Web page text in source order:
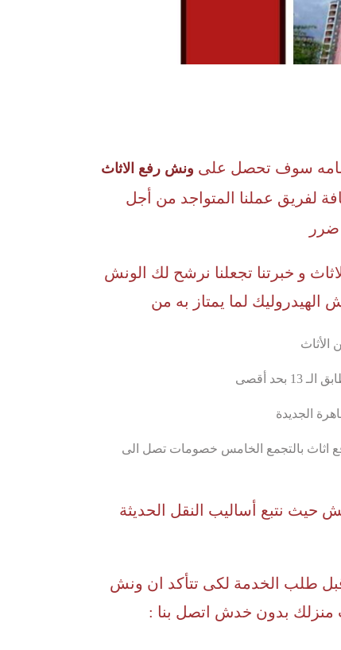
سوف تحصل على ونش رفع الاثاث
لفريق عملنا المتواجد من أجل
ضرر
و خبرتنا تجعلنا نرشح لك الونش
الهيدروليك لما يمتاز به من
الأثاث
بحد أقصى
الجديدة
اثاث بالتجمع الخامس خصومات تصل الى
حيث نتبع أساليب النقل الحديثة
قبل طلب الخدمة لكى تتأكد ان ونش
منزلك بدون خدش اتصل بنا :